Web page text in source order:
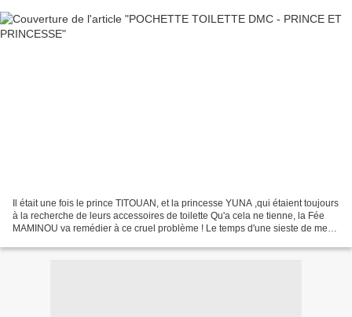
Il était une fois le prince TITOUAN, et la princesse YUNA ,qui étaient toujours
à la recherche de leurs accessoires de toilette Qu'a cela ne tienne, la Fée
MAMINOU va remédier à ce cruel problème ! Le temps d'une sieste de mes